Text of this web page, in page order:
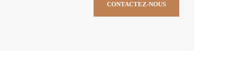
CONTACTEZ-NOUS